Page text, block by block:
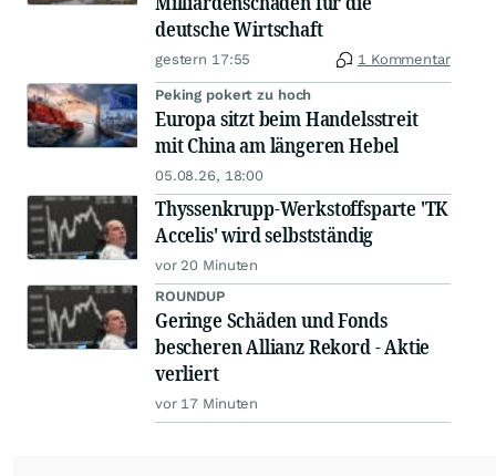
deutsche Wirtschaft
gestern 17:55 1 Kommentar
Peking pokert zu hoch
Europa sitzt beim Handelsstreit
mit China am längeren Hebel
05.08.26, 18:00
Thyssenkrupp-Werkstoffsparte 'TK
Accelis' wird selbstständig
vor 20 Minuten
ROUNDUP
Geringe Schäden und Fonds
bescheren Allianz Rekord - Aktie
verliert
vor 17 Minuten